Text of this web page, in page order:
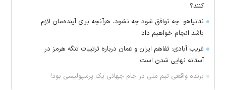
کنند؟
نتانیاهو: چه توافق شود چه نشود، هرآنچه برای آینده‌مان لازم
باشد انجام خواهیم داد
غریب آبادی: تفاهم ایران و عمان درباره ترتیبات تنگه هرمز در
آستانه نهایی شدن است
برنده واقعی تیم ملی در جام جهانی یک پرسپولیسی بود!